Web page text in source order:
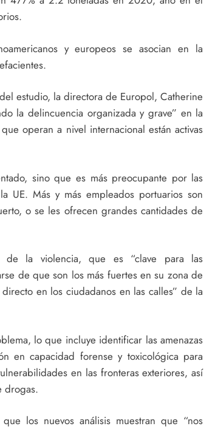
y europeos se asocian en la
estudio, la directora de Europol, Catherine
la delincuencia organizada y grave” en la
operan a nivel internacional están activas
sino que es más preocupante por las
UE. Más y más empleados portuarios son
o se les ofrecen grandes cantidades de
la violencia, que es “clave para las
de que son los más fuertes en su zona de
en los ciudadanos en las calles” de la
lo que incluye identificar las amenazas
en capacidad forense y toxicológica para
en las fronteras exteriores, así
drogas.
los nuevos análisis muestran que “nos